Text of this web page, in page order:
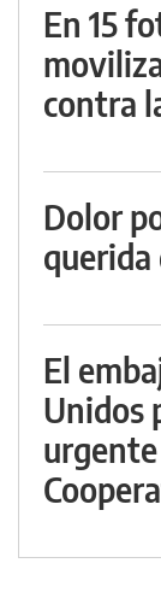
En 15
contra
Dolor
El
Unidos